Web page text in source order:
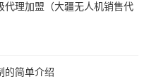
代理加盟（大疆无人机销售代
的简单介绍